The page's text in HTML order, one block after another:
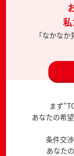
「なかな
まず
あなたの希
条件交
あなた